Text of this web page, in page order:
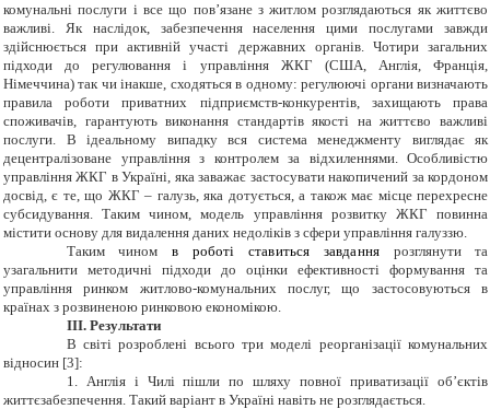
комунальні послуги і все що пов’язане з житлом розглядаються як життєво
важливі. Як наслідок, забезпечення населення цими послугами завжди
здійснюється при активній участі державних органів. Чотири загальних
підходи до регулювання і управління ЖКГ (США, Англія, Франція,
Німеччина) так чи інакше, сходяться в одному: регулюючі органи визначають
правила роботи приватних підприємств-конкурентів, захищають права
споживачів, гарантують виконання стандартів якості на життєво важливі
послуги. В ідеальному випадку вся система менеджменту виглядає як
децентралізоване управління з контролем за відхиленнями. Особливістю
управління ЖКГ в Україні, яка заважає застосувати накопичений за кордоном
досвід, є те, що ЖКГ – галузь, яка дотується, а також має місце перехресне
субсидування. Таким чином, модель управління розвитку ЖКГ повинна
містити основу для видалення даних недоліків з сфери управління галуззю.
Таким чином в роботі ставиться завдання розглянути та
узагальнити методичні підходи до оцінки ефективності формування та
управління ринком житлово-комунальних послуг, що застосовуються в
країнах з розвиненою ринковою економікою.
ІІІ. Результати
В світі розроблені всього три моделі реорганізації комунальних
відносин [3]:
1. Англія і Чилі пішли по шляху повної приватизації об’єктів
життєзабезпечення. Такий варіант в Україні навіть не розглядається.